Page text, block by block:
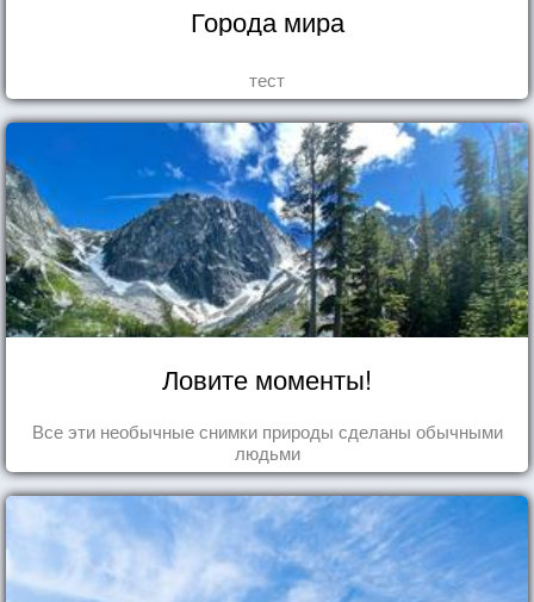
Города мира
тест
Ловите моменты!
Все эти необычные снимки природы сделаны обычными
людьми